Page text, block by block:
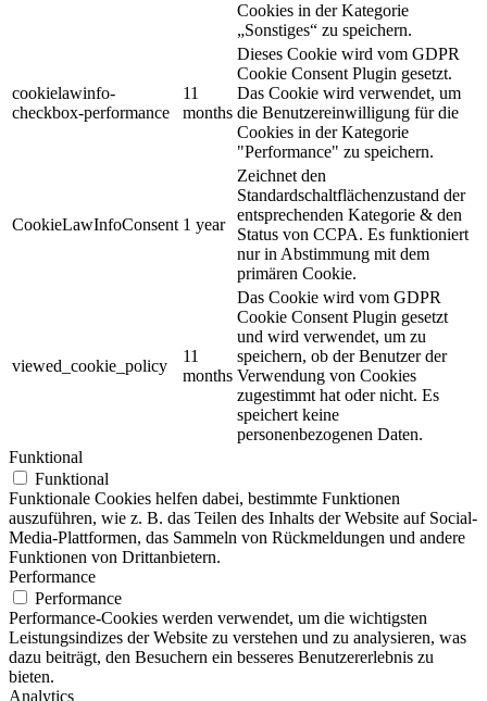
Cookies in der Kategorie
„Sonstiges“ zu speichern.
cookielawinfo-
checkbox-performance
11
months
Dieses Cookie wird vom GDPR
Cookie Consent Plugin gesetzt.
Das Cookie wird verwendet, um
die Benutzereinwilligung für die
Cookies in der Kategorie
"Performance" zu speichern.
CookieLawInfoConsent 1 year
Zeichnet den
Standardschaltflächenzustand der
entsprechenden Kategorie & den
Status von CCPA. Es funktioniert
nur in Abstimmung mit dem
primären Cookie.
viewed_cookie_policy
11
months
Das Cookie wird vom GDPR
Cookie Consent Plugin gesetzt
und wird verwendet, um zu
speichern, ob der Benutzer der
Verwendung von Cookies
zugestimmt hat oder nicht. Es
speichert keine
personenbezogenen Daten.
Funktional
Funktional
Funktionale Cookies helfen dabei, bestimmte Funktionen
auszuführen, wie z. B. das Teilen des Inhalts der Website auf Social-
Media-Plattformen, das Sammeln von Rückmeldungen und andere
Funktionen von Drittanbietern.
Performance
Performance
Performance-Cookies werden verwendet, um die wichtigsten
Leistungsindizes der Website zu verstehen und zu analysieren, was
dazu beiträgt, den Besuchern ein besseres Benutzererlebnis zu
bieten.
Analytics